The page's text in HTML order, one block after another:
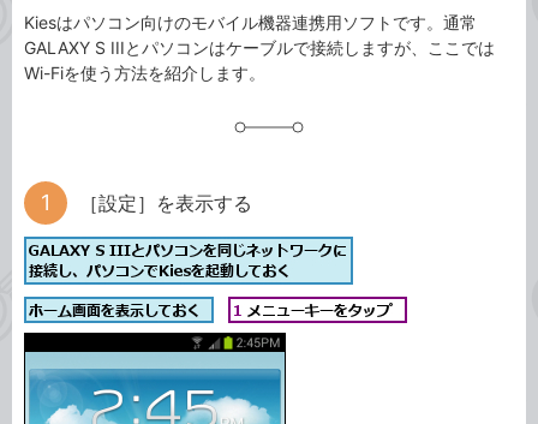
Kiesはパソコン向けのモバイル機器連携用ソフトです。通常
GALAXY S IIIとパソコンはケーブルで接続しますが、ここでは
Wi-Fiを使う方法を紹介します。
［設定］を表示する